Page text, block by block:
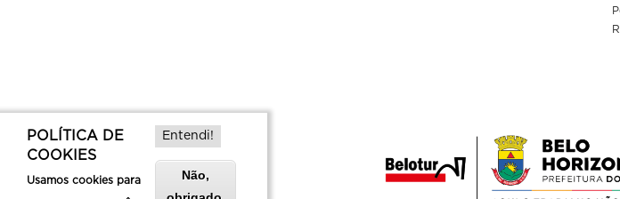
POLÍTICA DE
COOKIES
Usamos cookies para
Entendi!
Não,